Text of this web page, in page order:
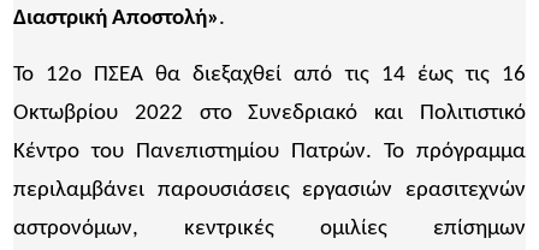
Διαστρική Αποστολή».
Το 12ο ΠΣΕΑ θα διεξαχθεί από τις 14 έως τις 16
Οκτωβρίου 2022 στο Συνεδριακό και Πολιτιστικό
Κέντρο του Πανεπιστημίου Πατρών. Το πρόγραμμα
περιλαμβάνει παρουσιάσεις εργασιών ερασιτεχνών
αστρονόμων, κεντρικές ομιλίες επίσημων